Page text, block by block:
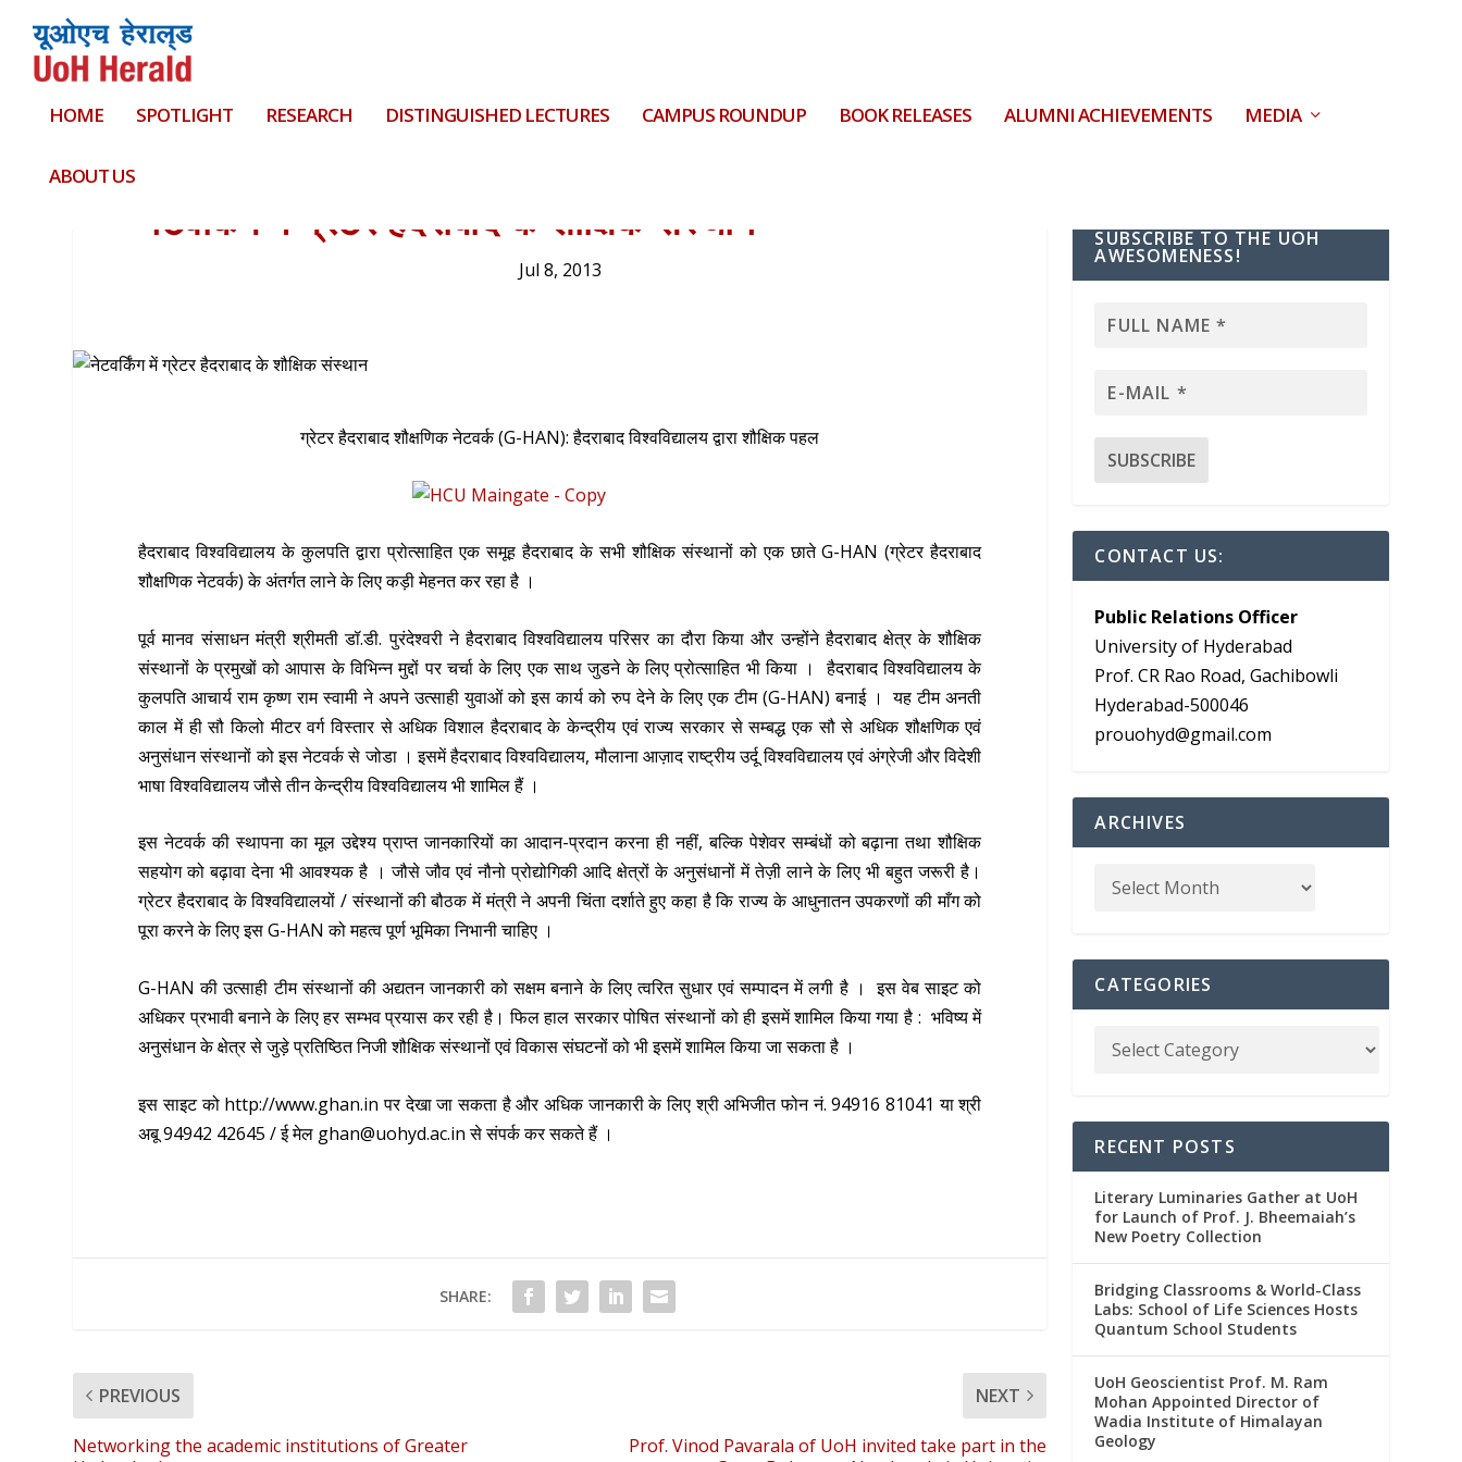
HOME SPOTLIGHT RESEARCH DISTINGUISHED LECTURES CAMPUS ROUNDUP BOOK RELEASES ALUMNI ACHIEVEMENTS MEDIA
ABOUT US
नेटवर्किंग में ग्रेटर हैदराबाद के शौक्षिक संस्थान
Jul 8, 2013
ग्रेटरहैदराबादशौक्षणिकनेटवर्क(G-HAN):हैदराबादविश्वविद्यालयद्वाराशौक्षिकपहल
हैदराबाद विश्वविद्यालय के कुलपति द्वारा प्रोत्साहित एक समूह हैदराबाद के सभी शौक्षिक संस्थानों को एक छाते G-HAN (ग्रेटर हैदराबाद
शौक्षणिक नेटवर्क) के अंतर्गत लाने के लिए कड़ी मेहनत कर रहा है ।
पूर्व मानव संसाधन मंत्री श्रीमती डॉ.डी. पुरंदेश्वरी ने हैदराबाद विश्वविद्यालय परिसर का दौरा किया और उन्होंने हैदराबाद क्षेत्र के शौक्षिक
संस्थानों के प्रमुखों को आपास के विभिन्न मुद्दों पर चर्चा के लिए एक साथ जुडने के लिए प्रोत्साहित भी किया । हैदराबाद विश्वविद्यालय के
कुलपति आचार्य राम कृष्ण राम स्वामी ने अपने उत्साही युवाओं को इस कार्य को रुप देने के लिए एक टीम (G-HAN) बनाई । यह टीम अनती
काल में ही सौ किलो मीटर वर्ग विस्तार से अधिक विशाल हैदराबाद के केन्द्रीय एवं राज्य सरकार से सम्बद्ध एक सौ से अधिक शौक्षणिक एवं
अनुसंधान संस्थानों को इस नेटवर्क से जोडा । इसमें हैदराबाद विश्वविद्यालय, मौलाना आज़ाद राष्ट्रीय उर्दू विश्वविद्यालय एवं अंग्रेजी और विदेशी
भाषा विश्वविद्यालय जौसे तीन केन्द्रीय विश्वविद्यालय भी शामिल हैं ।
इस नेटवर्क की स्थापना का मूल उद्देश्य प्राप्त जानकारियों का आदान-प्रदान करना ही नहीं, बल्कि पेशेवर सम्बंधों को बढ़ाना तथा शौक्षिक
सहयोग को बढ़ावा देना भी आवश्यक है । जौसे जौव एवं नौनो प्रोद्योगिकी आदि क्षेत्रों के अनुसंधानों में तेज़ी लाने के लिए भी बहुत जरूरी है।
ग्रेटर हैदराबाद के विश्वविद्यालयों / संस्थानों की बौठक में मंत्री ने अपनी चिंता दर्शाते हुए कहा है कि राज्य के आधुनातन उपकरणों की माँग को
पूरा करने के लिए इस G-HAN को महत्व पूर्ण भूमिका निभानी चाहिए ।
G-HAN की उत्साही टीम संस्थानों की अद्यतन जानकारी को सक्षम बनाने के लिए त्वरित सुधार एवं सम्पादन में लगी है । इस वेब साइट को
अधिकर प्रभावी बनाने के लिए हर सम्भव प्रयास कर रही है। फिल हाल सरकार पोषित संस्थानों को ही इसमें शामिल किया गया है : भविष्य में
अनुसंधान के क्षेत्र से जुड़े प्रतिष्ठित निजी शौक्षिक संस्थानों एवं विकास संघटनों को भी इसमें शामिल किया जा सकता है ।
इस साइट को http://www.ghan.in पर देखा जा सकता है और अधिक जानकारी के लिए श्री अभिजीत फोन नं. 94916 81041 या श्री
अबू 94942 42645 / ई मेल ghan@uohyd.ac.in से संपर्क कर सकते हैं ।
SHARE:
PREVIOUS
Networking the academic institutions of Greater
NEXT
Prof. Vinod Pavarala of UoH invited take part in the
SUBSCRIBE TO THE UOH
AWESOMENESS!
CONTACT US:
Public Relations Officer
University of Hyderabad
Prof. CR Rao Road, Gachibowli
Hyderabad-500046
prouohyd@gmail.com
ARCHIVES
CATEGORIES
RECENT POSTS
Literary Luminaries Gather at UoH
for Launch of Prof. J. Bheemaiah’s
New Poetry Collection
Bridging Classrooms & World-Class
Labs: School of Life Sciences Hosts
Quantum School Students
UoH Geoscientist Prof. M. Ram
Mohan Appointed Director of
Wadia Institute of Himalayan
Geology